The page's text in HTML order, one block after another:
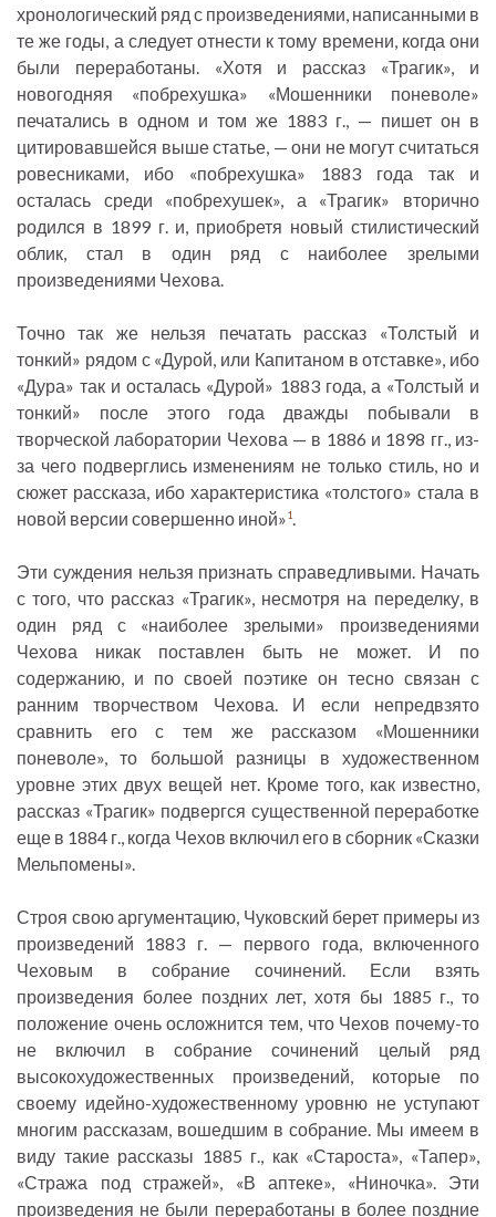
хронологический ряд с произведениями, написанными в
те же годы, а следует отнести к тому времени, когда они
были переработаны. «Хотя и рассказ «Трагик», и
новогодняя «побрехушка» «Мошенники поневоле»
печатались в одном и том же 1883 г., — пишет он в
цитировавшейся выше статье, — они не могут считаться
ровесниками, ибо «побрехушка» 1883 года так и
осталась среди «побрехушек», а «Трагик» вторично
родился в 1899 г. и, приобретя новый стилистический
облик, стал в один ряд с наиболее зрелыми
произведениями Чехова.
Точно так же нельзя печатать рассказ «Толстый и
тонкий» рядом с «Дурой, или Капитаном в отставке», ибо
«Дура» так и осталась «Дурой» 1883 года, а «Толстый и
тонкий» после этого года дважды побывали в
творческой лаборатории Чехова — в 1886 и 1898 гг., из-
за чего подверглись изменениям не только стиль, но и
сюжет рассказа, ибо характеристика «толстого» стала в
новой версии совершенно иной»1.
Эти суждения нельзя признать справедливыми. Начать
с того, что рассказ «Трагик», несмотря на переделку, в
один ряд с «наиболее зрелыми» произведениями
Чехова никак поставлен быть не может. И по
содержанию, и по своей поэтике он тесно связан с
ранним творчеством Чехова. И если непредвзято
сравнить его с тем же рассказом «Мошенники
поневоле», то большой разницы в художественном
уровне этих двух вещей нет. Кроме того, как известно,
рассказ «Трагик» подвергся существенной переработке
еще в 1884 г., когда Чехов включил его в сборник «Сказки
Мельпомены».
Строя свою аргументацию, Чуковский берет примеры из
произведений 1883 г. — первого года, включенного
Чеховым в собрание сочинений. Если взять
произведения более поздних лет, хотя бы 1885 г., то
положение очень осложнится тем, что Чехов почему-то
не включил в собрание сочинений целый ряд
высокохудожественных произведений, которые по
своему идейно-художественному уровню не уступают
многим рассказам, вошедшим в собрание. Мы имеем в
виду такие рассказы 1885 г., как «Староста», «Тапер»,
«Стража под стражей», «В аптеке», «Ниночка». Эти
произведения не были переработаны в более поздние